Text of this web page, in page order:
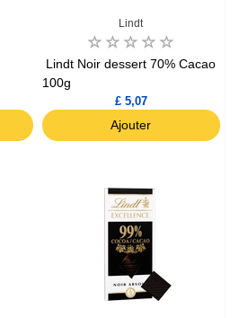
Lindt
Lindt Noir dessert 70% Cacao
100g
£ 5,07
Ajouter